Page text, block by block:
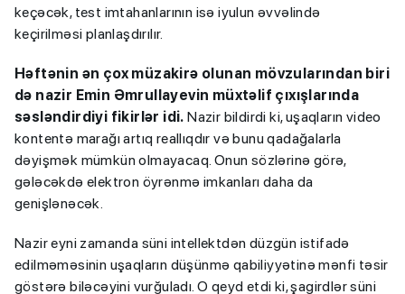
keçəcək, test imtahanlarının isə iyulun əvvəlində
keçirilməsi planlaşdırılır.
Həftənin ən çox müzakirə olunan mövzularından biri
də nazir Emin Əmrullayevin müxtəlif çıxışlarında
səsləndirdiyi fikirlər idi. Nazir bildirdi ki, uşaqların video
kontentə marağı artıq reallıqdır və bunu qadağalarla
dəyişmək mümkün olmayacaq. Onun sözlərinə görə,
gələcəkdə elektron öyrənmə imkanları daha da
genişlənəcək.
Nazir eyni zamanda süni intellektdən düzgün istifadə
edilməməsinin uşaqların düşünmə qabiliyyətinə mənfi təsir
göstərə biləcəyini vurğuladı. O qeyd etdi ki, şagirdlər süni